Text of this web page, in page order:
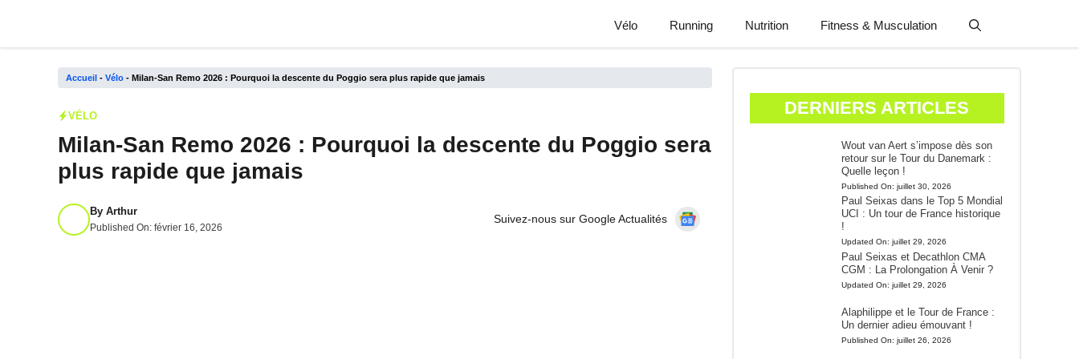
Vélo Running Nutrition Fitness & Musculation
Accueil - Vélo - Milan-San Remo 2026 : Pourquoi la descente du Poggio sera plus rapide que jamais
VÉLO
Milan-San Remo 2026 : Pourquoi la descente du Poggio sera
plus rapide que jamais
By Arthur
Published On: février 16, 2026
Suivez-nous sur Google Actualités
DERNIERS ARTICLES
Wout van Aert s’impose dès son
retour sur le Tour du Danemark :
Quelle leçon !
Published On: juillet 30, 2026
Paul Seixas dans le Top 5 Mondial
UCI : Un tour de France historique
!
Updated On: juillet 29, 2026
Paul Seixas et Decathlon CMA
CGM : La Prolongation À Venir ?
Updated On: juillet 29, 2026
Alaphilippe et le Tour de France :
Un dernier adieu émouvant !
Published On: juillet 26, 2026